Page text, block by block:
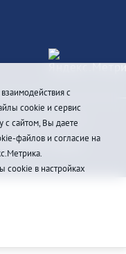
ссылка на
Pragmatic Studio
с
cookie и сервис
с сайтом, Вы даете
файлов и согласие на
cookie в настройках